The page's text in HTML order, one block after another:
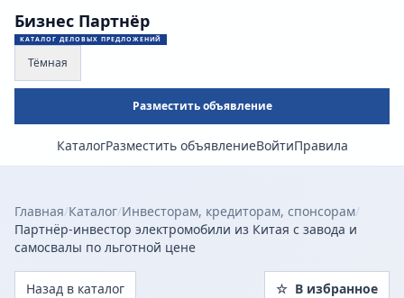
Бизнес Партнёр
КАТАЛОГ ДЕЛОВЫХ ПРЕДЛОЖЕНИЙ
Тёмная
Разместить объявление
КаталогРазместить объявлениеВойтиПравила
Главная/Каталог/Инвесторам, кредиторам, спонсорам/
Партнёр-инвестор электромобили из Китая с завода и
самосвалы по льготной цене
Назад в каталог ☆ В избранное